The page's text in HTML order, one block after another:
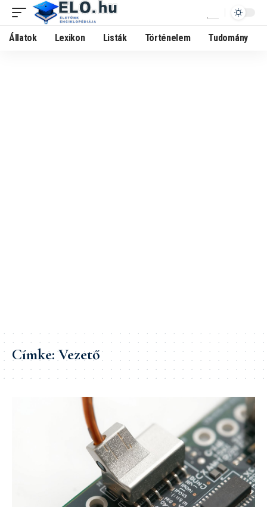
Állatok Lexikon Listák Történelem Tudomány
Címke:Vezető